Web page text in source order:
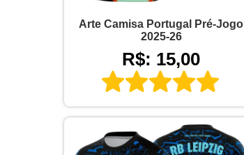
Arte Camisa Portugal Pré-Jogo
2025-26
R$: 15,00